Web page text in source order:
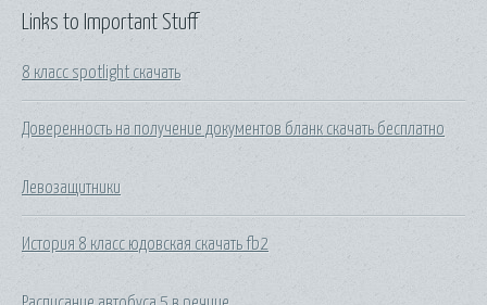
Links to Important Stuff
8 класс spotlight скачать
Доверенность на получение документов бланк скачать бесплатно
Левозащитники
История 8 класс юдовская скачать fb2